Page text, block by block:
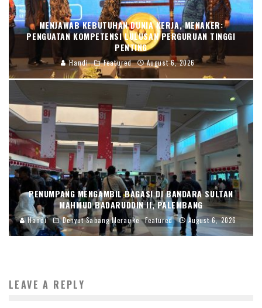
MENJAWAB KEBUTUHAN DUNIA KERJA, MENAKER:
PENGUATAN KOMPETENSI LULUSAN PERGURUAN TINGGI
PENTING
Handi Featured August 6, 2026
PENUMPANG MENGAMBIL BAGASI DI BANDARA SULTAN
MAHMUD BADARUDDIN II, PALEMBANG
Handi Denyut Sabang Merauke Featured August 6, 2026
LEAVE A REPLY